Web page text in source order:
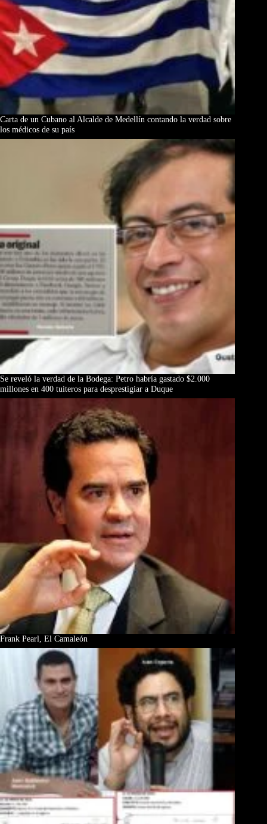
Carta de un Cubano al Alcalde de Medellín contando la verdad sobre
los médicos de su país
Se reveló la verdad de la Bodega: Petro habría gastado $2.000
millones en 400 tuiteros para desprestigiar a Duque
Frank Pearl, El Camaleón